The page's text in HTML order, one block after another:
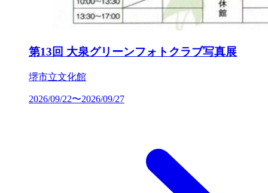
第13回 大泉グリーンフォトクラブ写真展
堺市立文化館
2026/09/22〜2026/09/27